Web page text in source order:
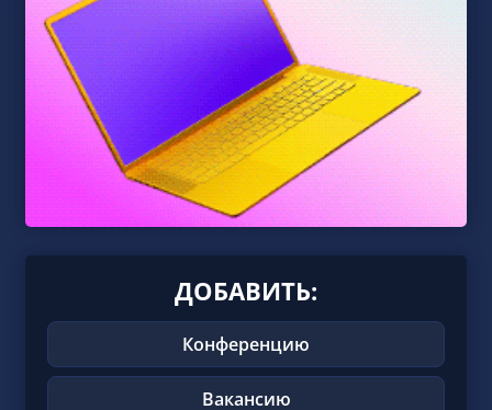
ДОБАВИТЬ:
Конференцию
Вакансию